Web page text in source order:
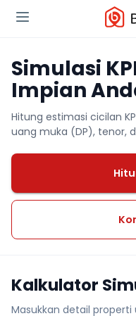
Simulasi
Impian
Hitung estimasi cicilan
uang muka (DP), tenor,
Kalkulator
Masukkan detail